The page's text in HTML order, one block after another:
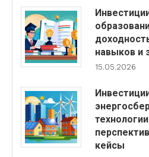
навыков и
15.05.2026
кейсы